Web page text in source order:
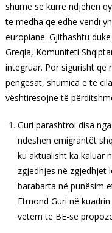
shumë se kurrë ndjehen
të mëdha që edhe vendi
europiane. Gjithashtu
Greqia, Komuniteti
integruar. Por sigurisht që
pengesat, shumica e të
vështirësojnë të
Guri parashtroi disa
ndeshen emigrantët
ku aktualisht ka kaluar
zgjedhjes në zgjedhjet
barabarta në punësim
Etmond Guri në
vetëm të BE-së